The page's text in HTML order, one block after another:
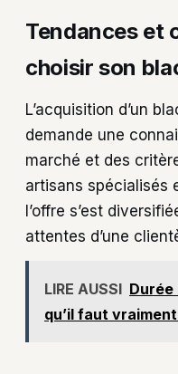
Tendances et
choisir son
L’acquisition d’un
demande une
marché et des
artisans spécialisés
l’offre s’est
attentes d’une
LIRE AUSSI Durée
qu’il faut